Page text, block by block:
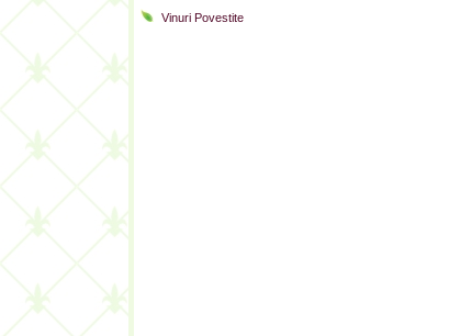
Vinuri Povestite